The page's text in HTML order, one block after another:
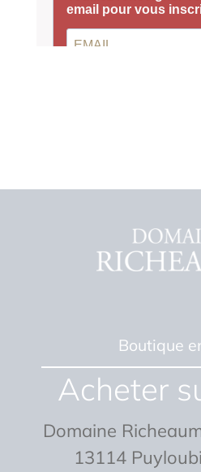
Boutique
Acheter
Domaine
13114